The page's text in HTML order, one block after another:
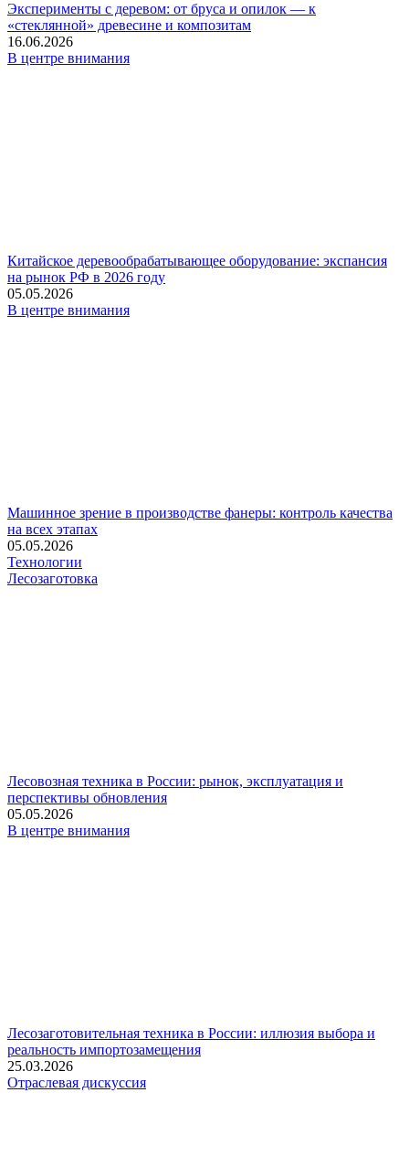
Эксперименты с деревом: от бруса и опилок — к
«стеклянной» древесине и композитам
16.06.2026
В центре внимания
Китайское деревообрабатывающее оборудование: экспансия
на рынок РФ в 2026 году
05.05.2026
В центре внимания
Машинное зрение в производстве фанеры: контроль качества
на всех этапах
05.05.2026
Технологии
Лесозаготовка
Лесовозная техника в России: рынок, эксплуатация и
перспективы обновления
05.05.2026
В центре внимания
Лесозаготовительная техника в России: иллюзия выбора и
реальность импортозамещения
25.03.2026
Отраслевая дискуссия